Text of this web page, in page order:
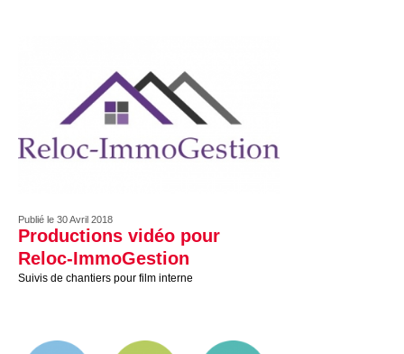
Publié le 30 Avril 2018
Productions vidéo pour
Reloc-ImmoGestion
Suivis de chantiers pour film interne